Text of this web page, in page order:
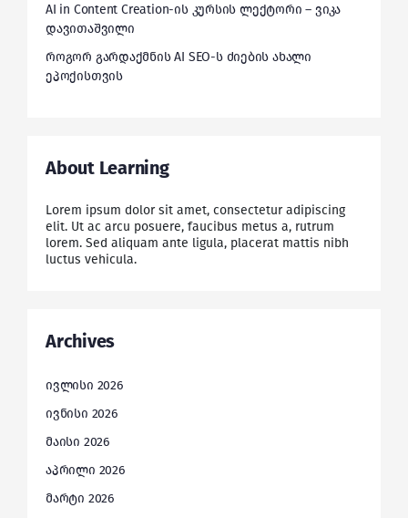
AI in Content Creation-ის კურსის ლექტორი – ვიკა
დავითაშვილი
როგორ გარდაქმნის AI SEO-ს ძიების ახალი
ეპოქისთვის
About Learning
Lorem ipsum dolor sit amet, consectetur adipiscing
elit. Ut ac arcu posuere, faucibus metus a, rutrum
lorem. Sed aliquam ante ligula, placerat mattis nibh
luctus vehicula.
Archives
ივლისი 2026
ივნისი 2026
მაისი 2026
აპრილი 2026
მარტი 2026